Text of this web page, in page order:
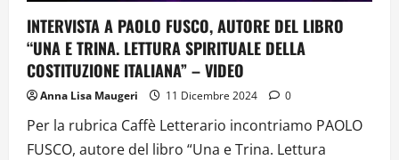
INTERVISTA A PAOLO FUSCO, AUTORE DEL LIBRO
“UNA E TRINA. LETTURA SPIRITUALE DELLA
COSTITUZIONE ITALIANA” – VIDEO
Anna Lisa Maugeri 11 Dicembre 2024 0
Per la rubrica Caffè Letterario incontriamo PAOLO
FUSCO, autore del libro “Una e Trina. Lettura